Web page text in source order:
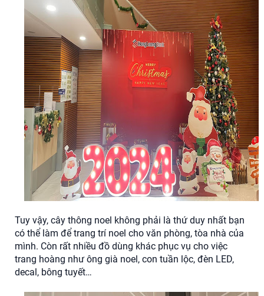
Tuy vậy, cây thông noel không phải là thứ duy nhất bạn
có thể làm để trang trí noel cho văn phòng, tòa nhà của
mình. Còn rất nhiều đồ dùng khác phục vụ cho việc
trang hoàng như ông già noel, con tuần lộc, đèn LED,
decal, bông tuyết…